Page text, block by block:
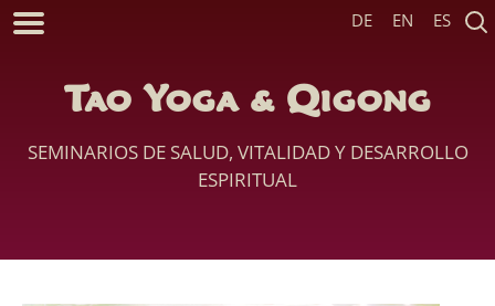
Tao Yoga & Qigong
SEMINARIOS DE SALUD, VITALIDAD Y DESARROLLO
ESPIRITUAL
DE EN ES